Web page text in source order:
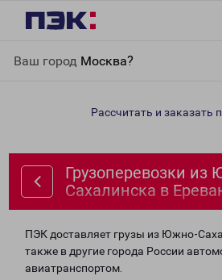
Ваш город Москва?
в Ереван
Рассчитать и заказать
Грузоперевозки из
Сахалинска в
ПЭК доставляет грузы из Южно-
также в другие города России
авиатранспортом.